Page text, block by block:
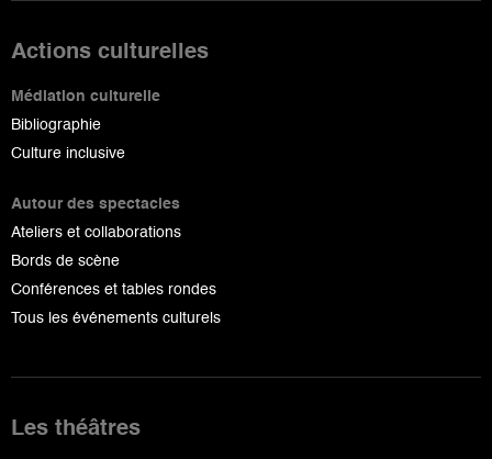
Actions culturelles
Médiation culturelle
Bibliographie
Culture inclusive
Autour des spectacles
Ateliers et collaborations
Bords de scène
Conférences et tables rondes
Tous les événements culturels
Les théâtres